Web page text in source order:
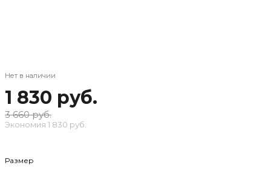
Нет в наличии
1 830 руб.
3 660 руб.
Экономия 1 830 руб.
Размер